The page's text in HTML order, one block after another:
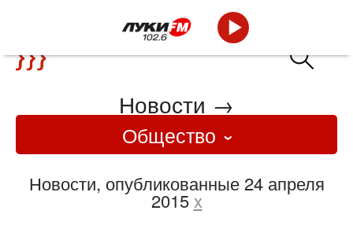
Новости →
Общество
Новости, опубликованные 24 апреля
2015 x